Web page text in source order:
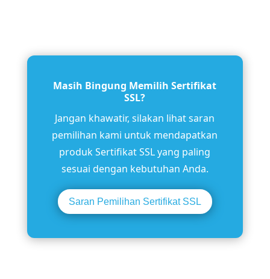
Masih Bingung Memilih Sertifikat
SSL?
Jangan khawatir, silakan lihat saran
pemilihan kami untuk mendapatkan
produk Sertifikat SSL yang paling
sesuai dengan kebutuhan Anda.
Saran Pemilihan Sertifikat SSL